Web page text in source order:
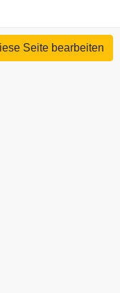
Seite bearbeiten